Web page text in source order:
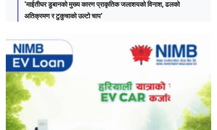
‘माईतीघर डुबानको मुख्य कारण प्राकृतिक जलाशयको विनाश, ढलको
अतिक्रमण र टुकुचाको उल्टो चाप’